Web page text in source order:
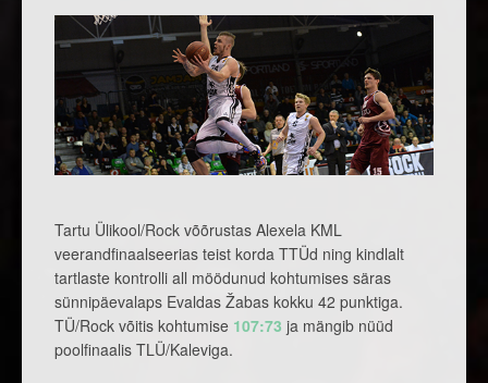
Tartu Ülikool/Rock võõrustas Alexela KML
veerandfinaalseerias teist korda TTÜd ning kindlalt
tartlaste kontrolli all möödunud kohtumises säras
sünnipäevalaps Evaldas Žabas kokku 42 punktiga.
TÜ/Rock võitis kohtumise 107:73 ja mängib nüüd
poolfinaalis TLÜ/Kaleviga.